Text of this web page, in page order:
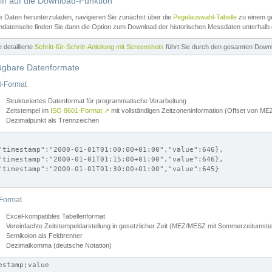
Daten herunterzuladen, navigieren Sie zunächst über die Pegelauswahl-Tabelle zu einem
finden Sie dann die Option zum Download der historischen Messdaten
detaillierte Schritt-für-Schritt-Anleitung mit Screenshots führt Sie durch den gesamten
Datenformate
Format
Strukturiertes Datenformat für programmatische Verarbeitung
Zeitstempel im ISO 8601-Format ↗ mit vollständigen Zeitzoneninformation (Offset von
Dezimalpunkt als Trennzeichen
01-01T01:00:00+01:00","value":646},
01-01T01:15:00+01:00","value":646},
01-01T01:30:00+01:00","value":645}
Excel-kompatibles Tabellenformat
Vereinfachte Zeitstempeldarstellung in gesetzlicher Zeit (MEZ/MESZ mit
Semikolon als Feldtrenner
Dezimalkomma (deutsche Notation)